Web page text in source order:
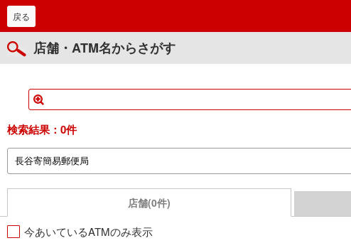
戻る
店舗・ATM名からさがす
検索結果： 0件
店舗(0件)
今あいているATMのみ表示